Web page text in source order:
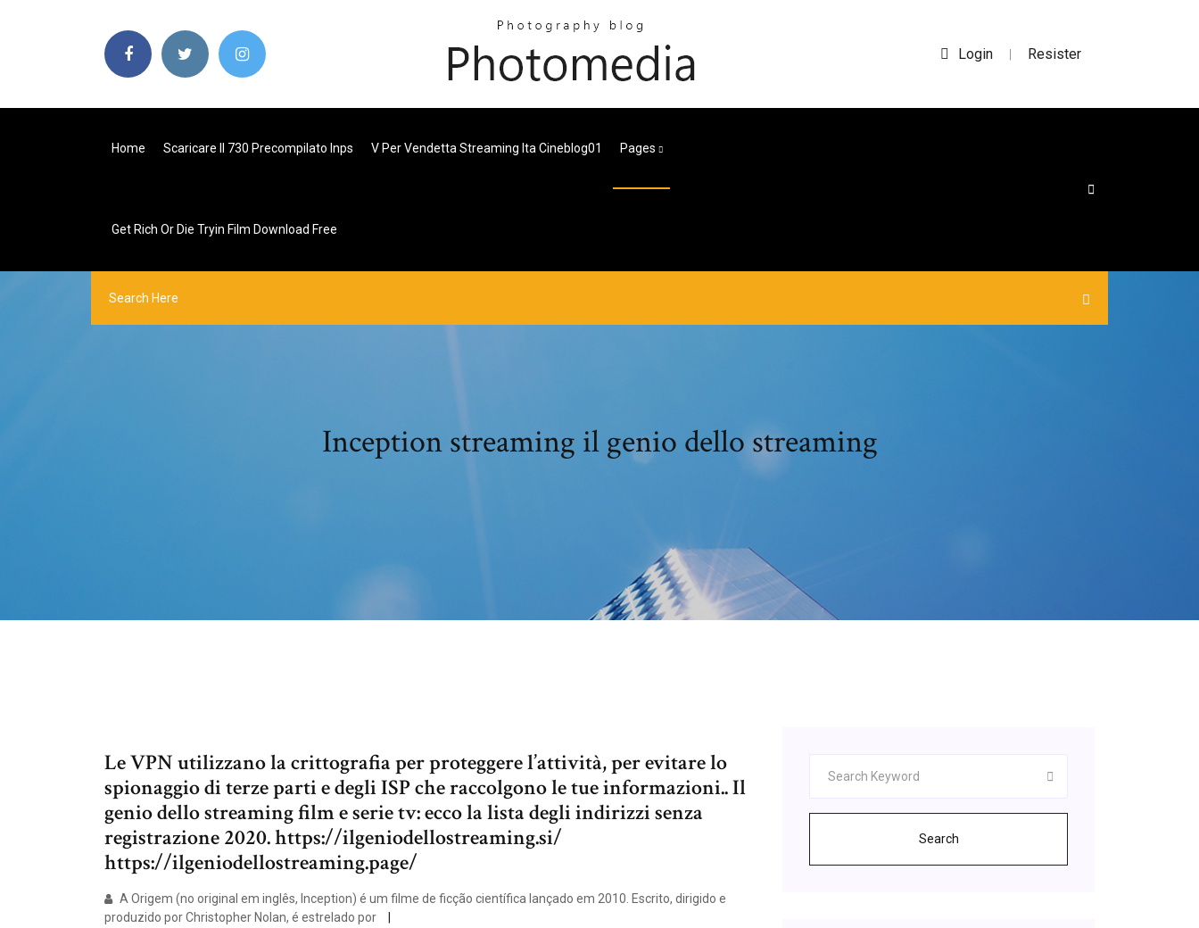
Login | Resister
Home Scaricare Il 730 Precompilato Inps V Per Vendetta Streaming Ita Cineblog01 Pages
Get Rich Or Die Tryin Film Download Free
Inception streaming il genio dello streaming
Le VPN utilizzano la crittografia per proteggere l’attività, per evitare lo
spionaggio di terze parti e degli ISP che raccolgono le tue informazioni.. Il
genio dello streaming film e serie tv: ecco la lista degli indirizzi senza
registrazione 2020. https://ilgeniodellostreaming.si/
https://ilgeniodellostreaming.page/
A Origem (no original em inglês, Inception) é um filme de ficção científica lançado em 2010. Escrito, dirigido e
produzido por Christopher Nolan, é estrelado por
Search